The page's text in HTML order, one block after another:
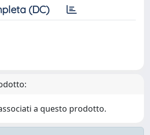
(DC)
a questo prodotto.